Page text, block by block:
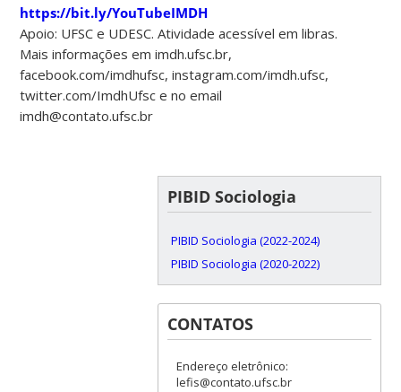
https://bit.ly/YouTubeIMDH
Apoio: UFSC e UDESC. Atividade acessível em libras.
Mais informações em imdh.ufsc.br,
facebook.com/imdhufsc, instagram.com/imdh.ufsc,
twitter.com/ImdhUfsc e no email
imdh@contato.ufsc.br
PIBID Sociologia
PIBID Sociologia (2022-2024)
PIBID Sociologia (2020-2022)
CONTATOS
Endereço eletrônico:
lefis@contato.ufsc.br